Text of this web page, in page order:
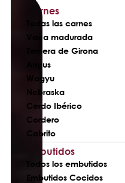
Carnes
Todas las carnes
Vaca madurada
Ternera de Girona
Angus
Wagyu
Nebraska
Cerdo Ibérico
Cordero
Cabrito
Embutidos
Todos los embutidos
Embutidos Cocidos